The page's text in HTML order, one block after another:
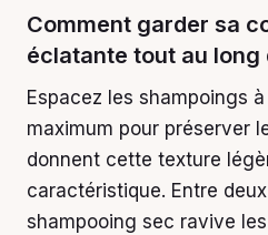
Comment garder sa
éclatante tout au long
Espacez les shampoings
maximum pour préserver
donnent cette texture
caractéristique. Entre
shampooing sec ravive